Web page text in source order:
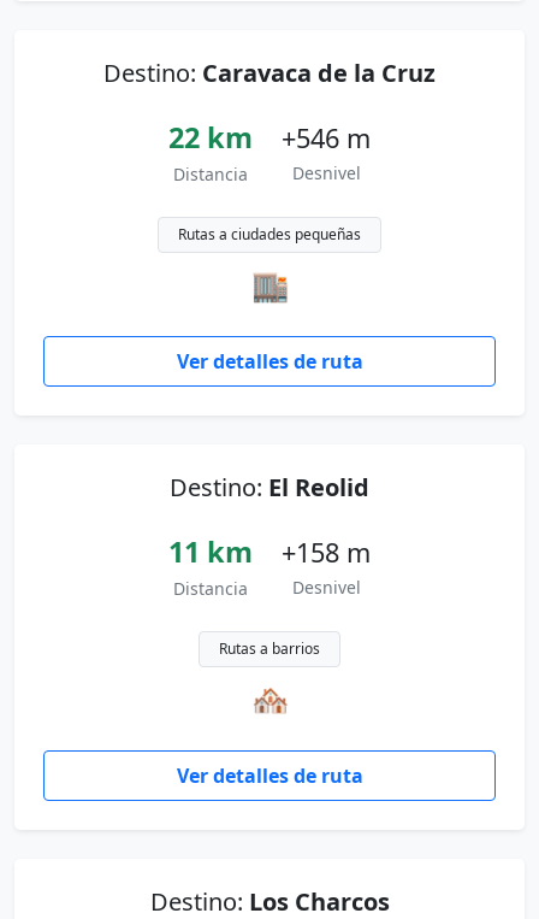
Destino: Caravaca de la Cruz
22 km
Distancia
+546 m
Desnivel
Rutas a ciudades pequeñas
🏬
Ver detalles de ruta
Destino: El Reolid
11 km
Distancia
+158 m
Desnivel
Rutas a barrios
🏘
Ver detalles de ruta
Destino: Los Charcos